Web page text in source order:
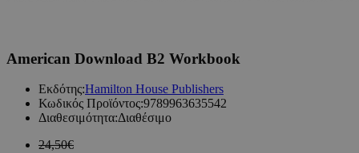
American Download B2 Workbook
Εκδότης:Hamilton House Publishers
Κωδικός Προϊόντος:9789963635542
Διαθεσιμότητα:Διαθέσιμο
24,50€